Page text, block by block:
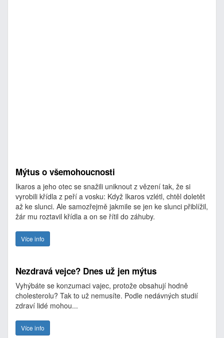
Mýtus o všemohoucnosti
Ikaros a jeho otec se snažili uniknout z vězení tak, že si
vyrobili křídla z peří a vosku: Když Ikaros vzlétl, chtěl doletět
až ke slunci. Ale samozřejmě jakmile se jen ke slunci přiblížil,
žár mu roztavil křídla a on se řítil do záhuby.
Více info
Nezdravá vejce? Dnes už jen mýtus
Vyhýbáte se konzumaci vajec, protože obsahují hodně
cholesterolu? Tak to už nemusíte. Podle nedávných studií
zdraví lidé mohou...
Více info